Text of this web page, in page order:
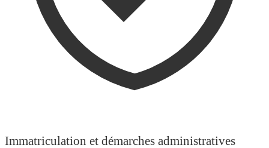
Immatriculation et démarches administratives